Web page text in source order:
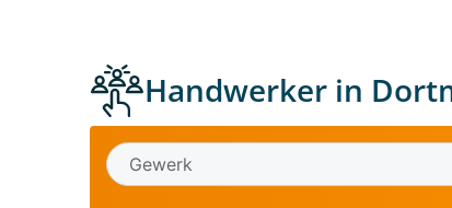
Handwerker in